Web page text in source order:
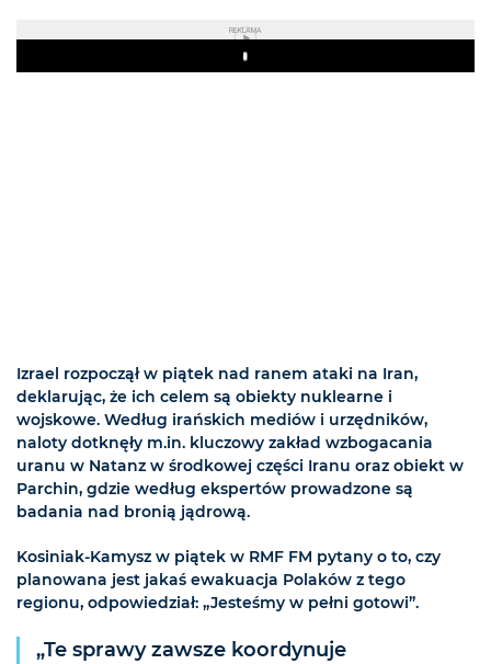
REKLAMA
Play
Izrael rozpoczął w piątek nad ranem ataki na Iran,
deklarując, że ich celem są obiekty nuklearne i
wojskowe. Według irańskich mediów i urzędników,
naloty dotknęły m.in. kluczowy zakład wzbogacania
uranu w Natanz w środkowej części Iranu oraz obiekt w
Parchin, gdzie według ekspertów prowadzone są
badania nad bronią jądrową.
Kosiniak-Kamysz w piątek w RMF FM pytany o to, czy
planowana jest jakaś ewakuacja Polaków z tego
regionu, odpowiedział: „Jesteśmy w pełni gotowi”.
„Te sprawy zawsze koordynuje